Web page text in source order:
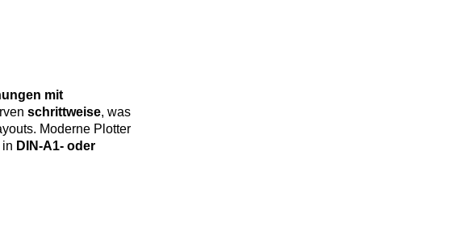
mit
schrittweise, was
Moderne Plotter
DIN‑A1‑ oder